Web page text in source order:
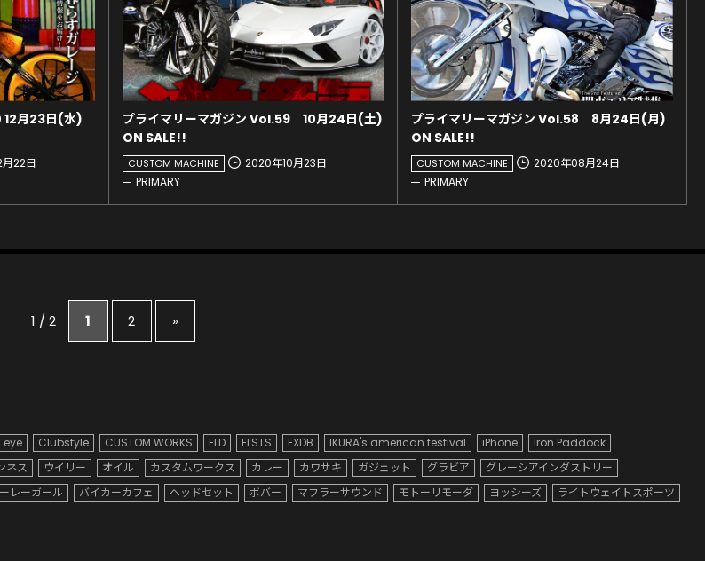
12月23日(水)
22日
プライマリーマガジン Vol.59 10月24日(土)
ON SALE!!
CUSTOM MACHINE
2020年10月23日
PRIMARY
プライマリーマガジン Vol.58 8月24日(月)
ON SALE!!
CUSTOM MACHINE
2020年08月24日
PRIMARY
1 / 2 1 2 »
eye Clubstyle CUSTOM WORKS FLD FLSTS FXDB IKURA's american festival iPhone
Iron Paddock
ネス ウイリー オイル カスタムワークス カレー カワサキ ガジェット グラビア
グレーシアインダストリー
レーガール バイカーカフェ ヘッドセット ボバー マフラーサウンド モトーリモーダ ヨッシーズ
ライトウェイトスポーツ